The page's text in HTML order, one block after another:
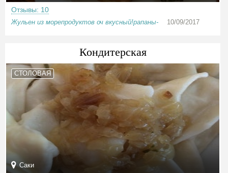
Отзывы: 10
Жульен из морепродуктов оч вкусный!рапаны- 10/09/2017
Кондитерская
СТОЛОВАЯ
Саки